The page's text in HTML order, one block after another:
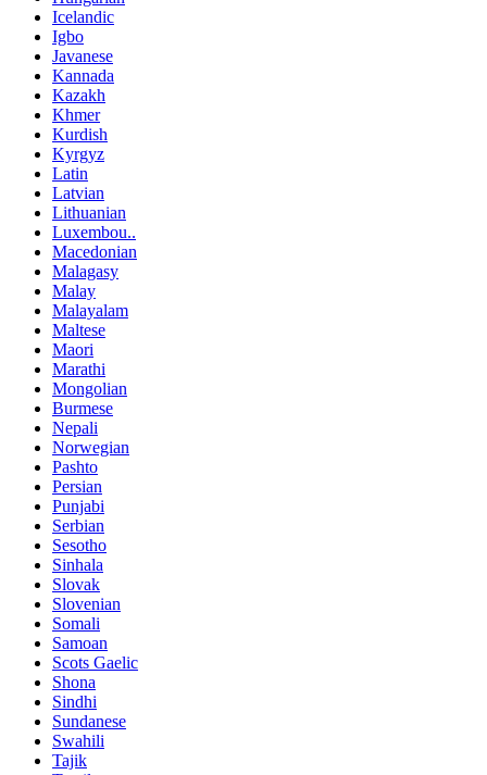
Icelandic
Igbo
Javanese
Kannada
Kazakh
Khmer
Kurdish
Kyrgyz
Latin
Latvian
Lithuanian
Luxembou..
Macedonian
Malagasy
Malay
Malayalam
Maltese
Maori
Marathi
Mongolian
Burmese
Nepali
Norwegian
Pashto
Persian
Punjabi
Serbian
Sesotho
Sinhala
Slovak
Slovenian
Somali
Samoan
Scots Gaelic
Shona
Sindhi
Sundanese
Swahili
Tajik